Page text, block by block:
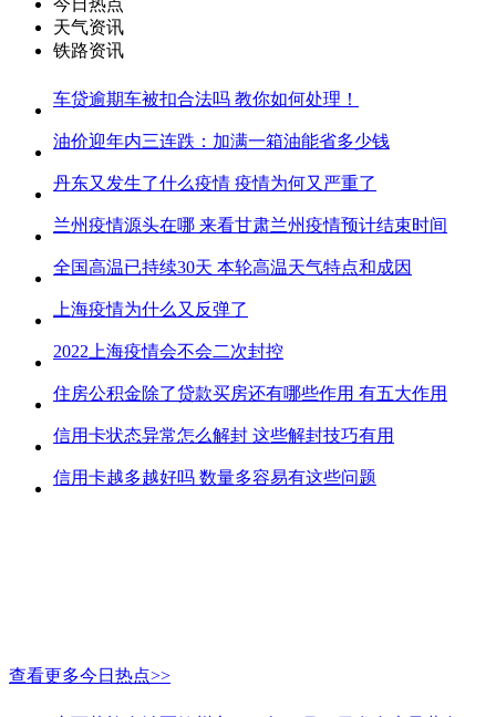
今日热点
天气资讯
铁路资讯
车贷逾期车被扣合法吗 教你如何处理！
油价迎年内三连跌：加满一箱油能省多少钱
丹东又发生了什么疫情 疫情为何又严重了
兰州疫情源头在哪 来看甘肃兰州疫情预计结束时间
全国高温已持续30天 本轮高温天气特点和成因
上海疫情为什么又反弹了
2022上海疫情会不会二次封控
住房公积金除了贷款买房还有哪些作用 有五大作用
信用卡状态异常怎么解封 这些解封技巧有用
信用卡越多越好吗 数量多容易有这些问题
查看更多今日热点>>